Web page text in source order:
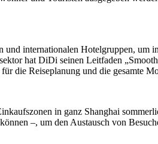
internationalen Hotelgruppen, um
hat DiDi seinen Leitfaden
die Reiseplanung und die gesamte
in ganz Shanghai
–, um den Austausch von